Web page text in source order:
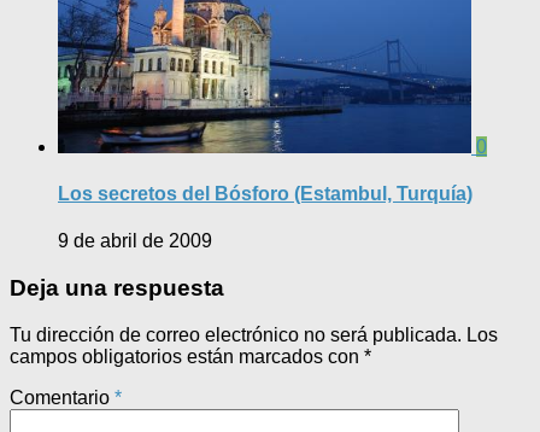
0
Los secretos del Bósforo (Estambul, Turquía)
9 de abril de 2009
Deja una respuesta
Tu dirección de correo electrónico no será publicada. Los
campos obligatorios están marcados con *
Comentario *